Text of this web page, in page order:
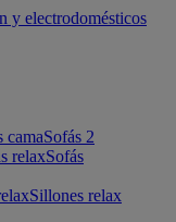
camaSofás 2
relaxSofás
Sillones relax